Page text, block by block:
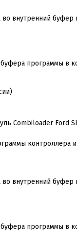
внутренний буфер
программы в
контроллера
внутренний буфер
программы в